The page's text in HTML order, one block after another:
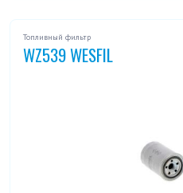
Топливный фильтр
WZ539 WESFIL